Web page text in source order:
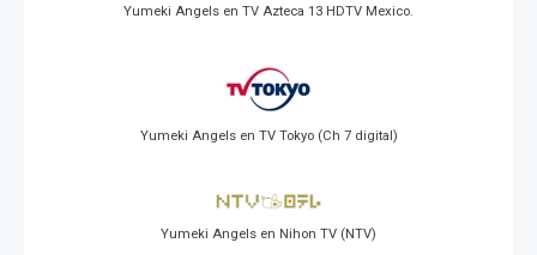
Yumeki Angels en TV Azteca 13 HDTV Mexico.
Yumeki Angels en TV Tokyo (Ch 7 digital)
Yumeki Angels en Nihon TV (NTV)